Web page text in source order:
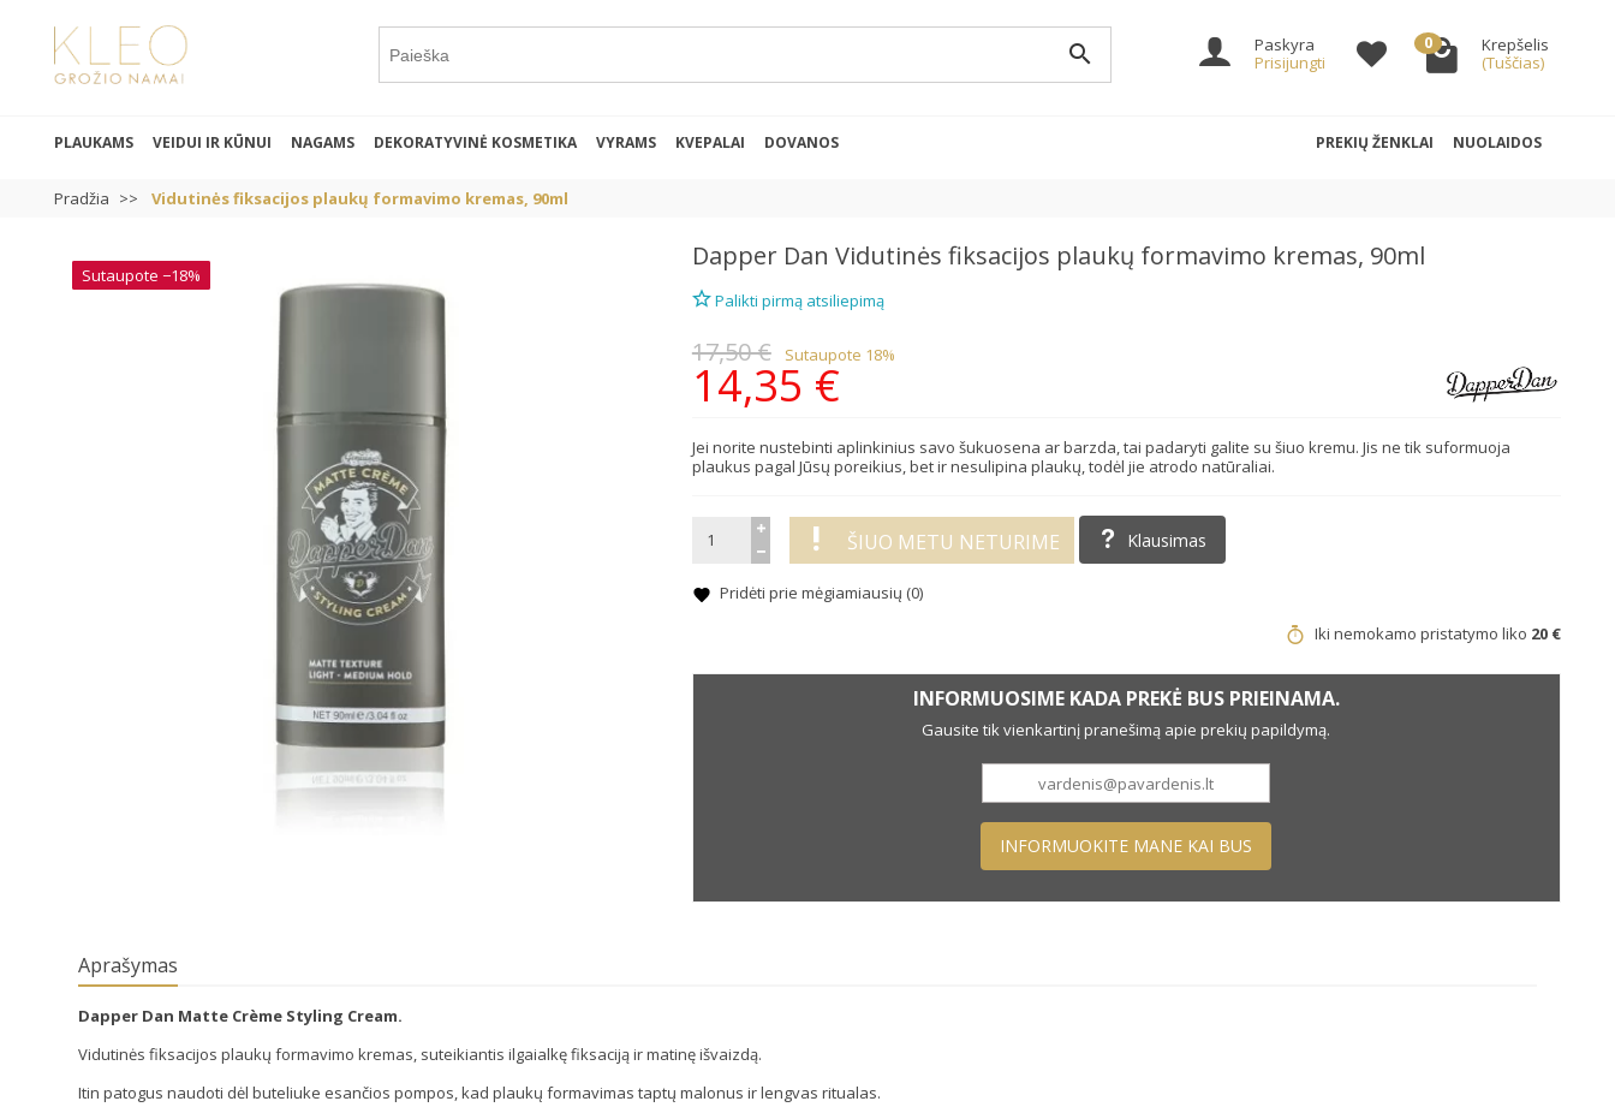
search
Paskyra
Prisijungti
0
Krepšelis
(Tuščias)
PLAUKAMS VEIDUI IR KŪNUI NAGAMS DEKORATYVINĖ KOSMETIKA VYRAMS KVEPALAI DOVANOS PREKIŲ ŽENKLAI NUOLAIDOS
Pradžia Vidutinės fiksacijos plaukų formavimo kremas, 90ml
Sutaupote −18%
Sutaupote −18%
Dapper Dan Vidutinės fiksacijos plaukų formavimo kremas, 90ml
Palikti pirmą atsiliepimą
17,50 € Sutaupote 18%
14,35 €
Jei norite nustebinti aplinkinius savo šukuosena ar barzda, tai padaryti galite su šiuo kremu. Jis ne tik suformuoja
plaukus pagal Jūsų poreikius, bet ir nesulipina plaukų, todėl jie atrodo natūraliai.
ŠIUO METU NETURIME Klausimas
Pridėti prie mėgiamiausių (0)
Iki nemokamo pristatymo liko 20 €
INFORMUOSIME KADA PREKĖ BUS PRIEINAMA.
Gausite tik vienkartinį pranešimą apie prekių papildymą.
INFORMUOKITE MANE KAI BUS
Aprašymas
Dapper Dan Matte Crème Styling Cream.
Vidutinės fiksacijos plaukų formavimo kremas, suteikiantis ilgaialkę fiksaciją ir matinę išvaizdą.
Itin patogus naudoti dėl buteliuke esančios pompos, kad plaukų formavimas taptų malonus ir lengvas ritualas.